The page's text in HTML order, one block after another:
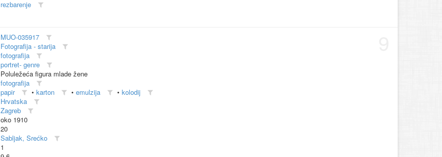
rezbarenje
MUO-035917
Fotografija - starija
fotografija
portret- genre
Poluležeća figura mlade žene
fotografija
papir • karton • emulzija • kolodij
Hrvatska
Zagreb
oko 1910
20
Sabljak, Srećko
1